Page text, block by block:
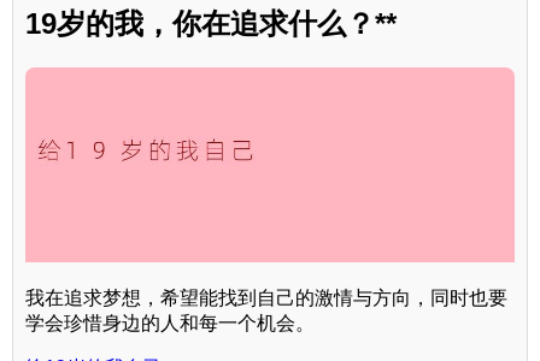
19岁的我，你在追求什么？**
我在追求梦想，希望能找到自己的激情与方向，同时也要
学会珍惜身边的人和每一个机会。